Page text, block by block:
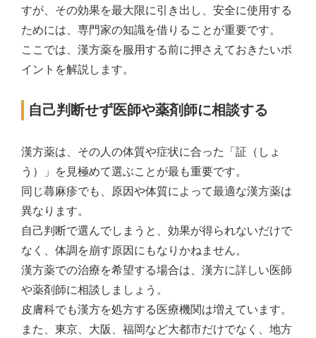
すが、その効果を最大限に引き出し、安全に使用する
ためには、専門家の知識を借りることが重要です。
ここでは、漢方薬を服用する前に押さえておきたいポ
イントを解説します。
自己判断せず医師や薬剤師に相談する
漢方薬は、その人の体質や症状に合った「証（しょ
う）」を見極めて選ぶことが最も重要です。
同じ蕁麻疹でも、原因や体質によって最適な漢方薬は
異なります。
自己判断で選んでしまうと、効果が得られないだけで
なく、体調を崩す原因にもなりかねません。
漢方薬での治療を希望する場合は、漢方に詳しい医師
や薬剤師に相談しましょう。
皮膚科でも漢方を処方する医療機関は増えています。
また、東京、大阪、福岡など大都市だけでなく、地方